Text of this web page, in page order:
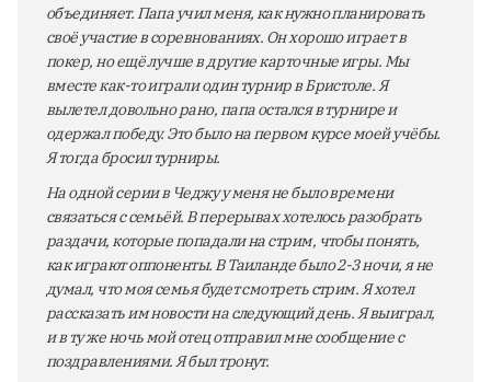
объединяет. Папа учил меня, как нужно планировать
своё участие в соревнованиях. Он хорошо играет в
покер, но ещё лучше в другие карточные игры. Мы
вместе как-то играли один турнир в Бристоле. Я
вылетел довольно рано, папа остался в турнире и
одержал победу. Это было на первом курсе моей учёбы.
Я тогда бросил турниры.
На одной серии в Чеджу у меня не было времени
связаться с семьёй. В перерывах хотелось разобрать
раздачи, которые попадали на стрим, чтобы понять,
как играют оппоненты. В Таиланде было 2-3 ночи, я не
думал, что моя семья будет смотреть стрим. Я хотел
рассказать им новости на следующий день. Я выиграл,
и в ту же ночь мой отец отправил мне сообщение с
поздравлениями. Я был тронут.